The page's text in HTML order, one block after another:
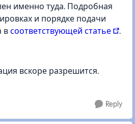
именно туда. Подробная
и порядке подачи
всоответствующей статье .
вскоре разрешится.
Reply